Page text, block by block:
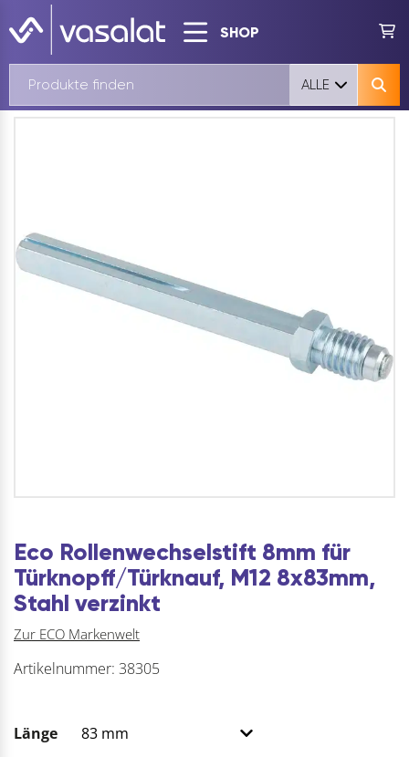
SHOP
ALLE
Eco Rollenwechselstift 8mm für
Türknopff/Türknauf, M12 8x83mm,
Stahl verzinkt
Zur ECO Markenwelt
Artikelnummer: 38305
Länge